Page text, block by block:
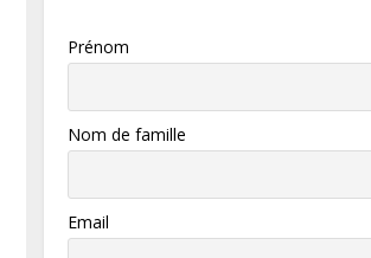
Prénom
Nom de famille
Email